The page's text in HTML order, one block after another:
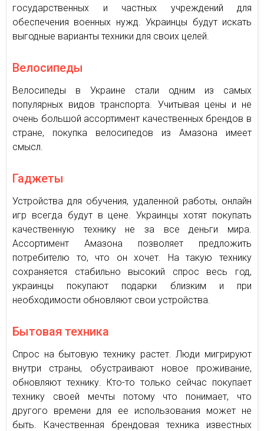
государственных и частных учреждений для
обеспечения военных нужд. Украинцы будут искать
выгодные варианты техники для своих целей.
Велосипеды
Велосипеды в Украине стали одним из самых
популярных видов транспорта. Учитывая цены и не
очень большой ассортимент качественных брендов в
стране, покупка велосипедов из Амазона имеет
смысл.
Гаджеты
Устройства для обучения, удаленной работы, онлайн
игр всегда будут в цене. Украинцы хотят покупать
качественную технику не за все деньги мира.
Ассортимент Амазона позволяет предложить
потребителю то, что он хочет. На такую технику
сохраняется стабильно высокий спрос весь год,
украинцы покупают подарки близким и при
необходимости обновляют свои устройства.
Бытовая техника
Спрос на бытовую технику растет. Люди мигрируют
внутри страны, обустраивают новое проживание,
обновляют технику. Кто-то только сейчас покупает
технику своей мечты потому что понимает, что
другого времени для ее использования может не
быть. Качественная брендовая техника известных